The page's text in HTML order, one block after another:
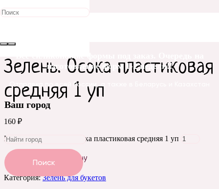
Все силиконовые формы под заказ. Очередь на
изготовление форм 1-2 недели!!
Отправка по всей России, а также в Беларусь и Казахстан
Ваш город
Поиск
Зелень. Осока пластиковая
средняя 1 уп
160 ₽
Количество Зелень. Осока пластиковая средняя 1 уп
Добавить в корзину
Категория:Зелень для букетов